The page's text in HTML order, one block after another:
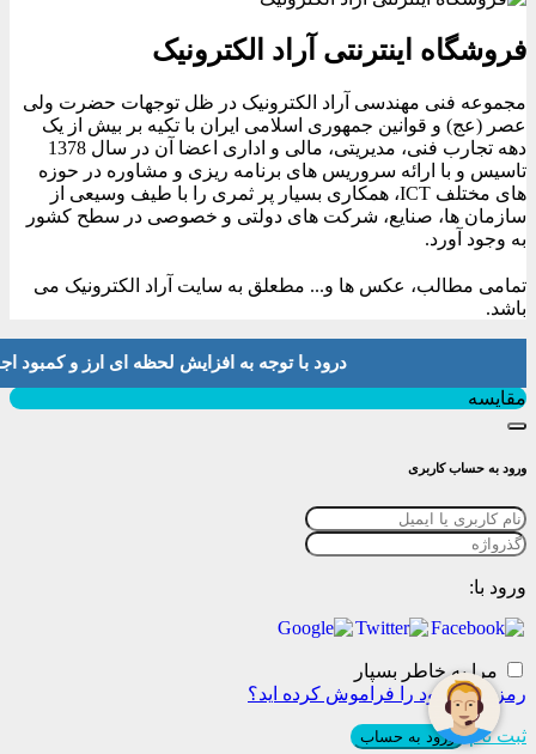
فروشگاه اینترنتی آراد الکترونیک
مجموعه فنی مهندسی آراد الکترونیک در ظل توجهات حضرت ولی
عصر (عج) و قوانین جمهوری اسلامی ایران با تکیه بر بیش از یک
دهه تجارب فنی، مدیریتی، مالی و اداری اعضا آن در سال 1378
تاسیس و با ارائه سروریس های برنامه ریزی و مشاوره در حوزه
های مختلف ICT، همکاری بسیار پر ثمری را با طیف وسیعی از
سازمان ها، صنایع، شرکت های دولتی و خصوصی در سطح کشور
به وجود آورد.
تمامی مطالب، عکس ها و... مطعلق به سایت آراد الکترونیک می
باشد.
درود با توجه به افزایش لحظه ای ارز و کمبود اجناس لطفا موجودی
مقایسه
ورود به حساب کاربری
ورود با:
مرا به خاطر بسپار
رمز عبور خود را فراموش کرده اید؟
ثبت نام ورود به حساب